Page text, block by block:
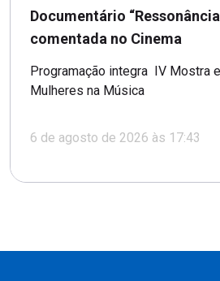
Documentário
comentada no Cinema
Programação integra IV Mostra
Mulheres na Música
6 de agosto de 2026 às 17:43